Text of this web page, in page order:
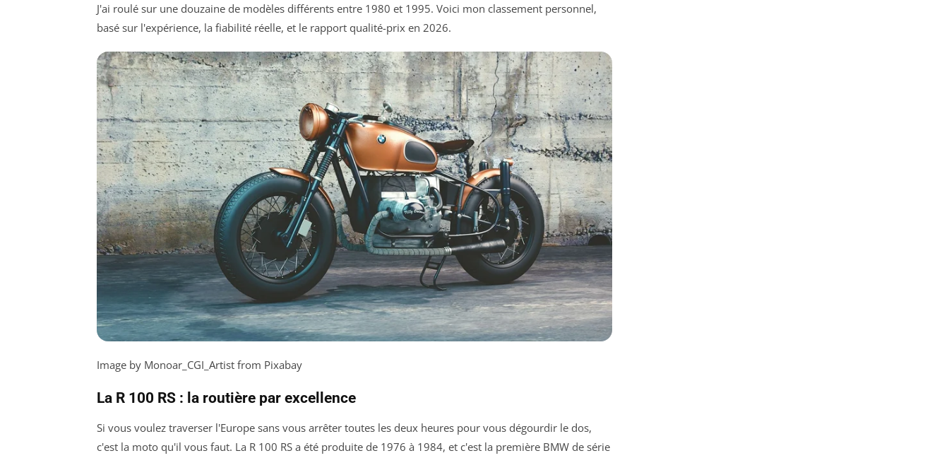
J'ai roulé sur une douzaine de modèles différents entre 1980 et 1995. Voici mon classement personnel,
basé sur l'expérience, la fiabilité réelle, et le rapport qualité-prix en 2026.
Image by Monoar_CGI_Artist from Pixabay
La R 100 RS : la routière par excellence
Si vous voulez traverser l'Europe sans vous arrêter toutes les deux heures pour vous dégourdir le dos,
c'est la moto qu'il vous faut. La R 100 RS a été produite de 1976 à 1984, et c'est la première BMW de série